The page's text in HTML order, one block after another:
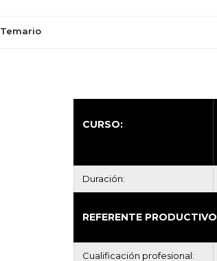
Temario
CURSO:
Duración:
REFERENTE PRODUCTIVO
Cualificación profesional: